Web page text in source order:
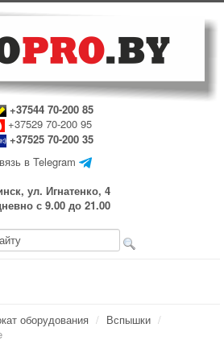
+37544 70-200 85
+37529 70-200 95
+37525 70-200 35
в Telegram
ул. Игнатенко, 4
с 9.00 до 21.00
оборудования / Вспышки /